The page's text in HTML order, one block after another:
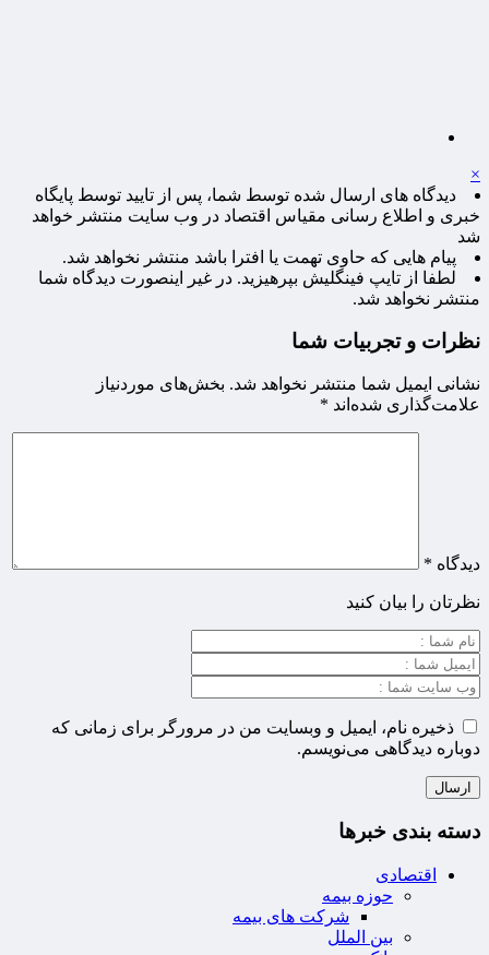
×
دیدگاه های ارسال شده توسط شما، پس از تایید توسط پایگاه
خبری و اطلاع رسانی مقیاس اقتصاد در وب سایت منتشر خواهد
شد
پیام هایی که حاوی تهمت یا افترا باشد منتشر نخواهد شد.
لطفا از تایپ فینگلیش بپرهیزید. در غیر اینصورت دیدگاه شما
منتشر نخواهد شد.
نظرات و تجربیات شما
نشانی ایمیل شما منتشر نخواهد شد. بخش‌های موردنیاز
علامت‌گذاری شده‌اند *
دیدگاه *
نظرتان را بیان کنید
ذخیره نام، ایمیل و وبسایت من در مرورگر برای زمانی که
دوباره دیدگاهی می‌نویسم.
دسته بندی خبرها
اقتصادی
حوزه بیمه
شرکت های بیمه
بین الملل